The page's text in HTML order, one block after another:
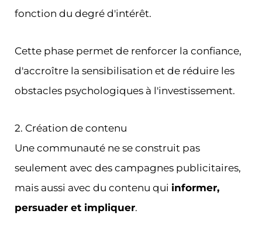
fonction du degré d'intérêt.
Cette phase permet de renforcer la confiance,
d'accroître la sensibilisation et de réduire les
obstacles psychologiques à l'investissement.
2. Création de contenu
Une communauté ne se construit pas
seulement avec des campagnes publicitaires,
mais aussi avec du contenu qui informer,
persuader et impliquer.